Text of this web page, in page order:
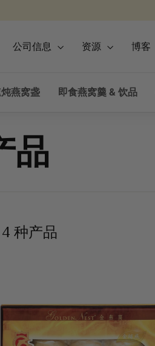
公司信息 资源 博客
燕窝盏 即食燕窝羹 & 饮品
品
4 种产品